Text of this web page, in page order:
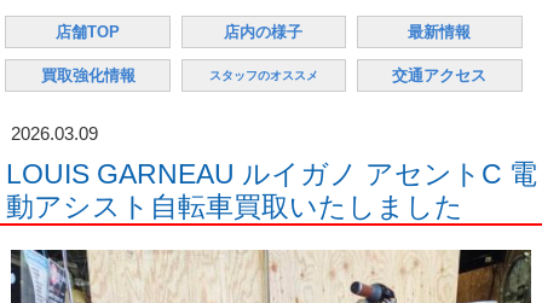
店舗TOP 店内の様子 最新情報
買取強化情報 スタッフのオススメ 交通アクセス
2026.03.09
LOUIS GARNEAU ルイガノ アセントC 電
動アシスト自転車買取いたしました